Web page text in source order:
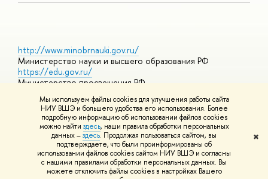
Мы используем файлы cookies для улучшения работы сайта
НИУ ВШЭ и большего удобства его использования. Более
подробную информацию об использовании файлов cookies
можно найти здесь, наши правила обработки персональных
данных –здесь. Продолжая пользоваться сайтом, вы
подтверждаете, что были проинформированы об
использовании файлов cookies сайтом НИУ ВШЭ и согласны
с нашими правилами обработки персональных данных. Вы
можете отключить файлы cookies в настройках Вашего
✖
http://www.minobrnauki.gov.ru/
Министерство науки и высшего образования РФ
https://edu.gov.ru/
Министерство просвещения РФ
https://elearning.hse.ru/mooc
Массовые открытые онлайн-курсы
© НИУ ВШЭ 1993–2026 Адреса и контактыУсловия
использования материалов Политика конфиденциальности
Шрифты HSE Sans и HSE Slab разработаны вШколе дизайна НИУ